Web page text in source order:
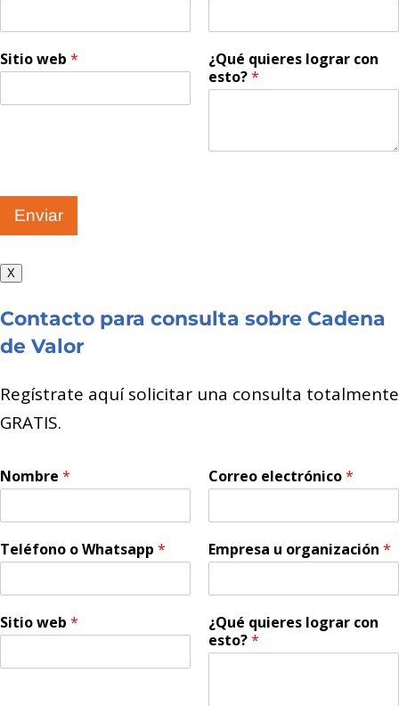
Sitio web *
¿Qué quieres lograr con
esto?*
Enviar
X
Contacto para consulta sobre Cadena
de Valor
Regístrate aquí solicitar una consulta totalmente
GRATIS.
Nombre * Correo electrónico*
Teléfono o Whatsapp * Empresa u organización *
Sitio web *
¿Qué quieres lograr con
esto?*